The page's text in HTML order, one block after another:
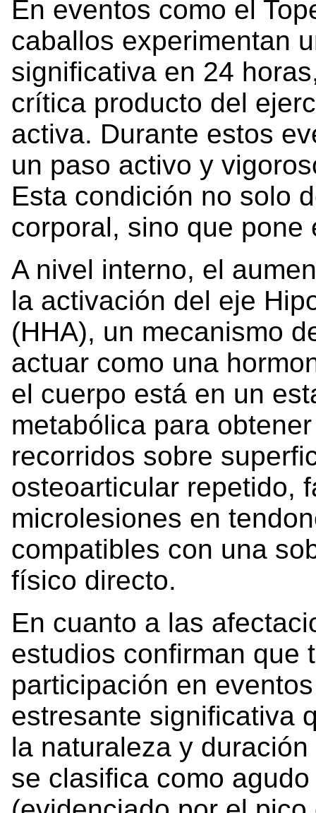
En eventos como el
caballos experimentan
significativa en 24
crítica producto del
activa. Durante estos
un paso activo y
Esta condición no solo
corporal, sino que
A nivel interno, el
la activación del eje
(HHA), un mecanismo
actuar como una
el cuerpo está en un
metabólica para
recorridos sobre
osteoarticular repetido,
microlesiones en
compatibles con una
físico directo.
En cuanto a las
estudios confirman que
participación en
estresante significativa
la naturaleza y
se clasifica como